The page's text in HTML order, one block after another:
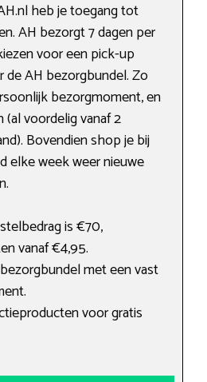
heb je toegang tot
AH bezorgt 7 dagen per
voor een pick-up
de AH bezorgbundel. Zo
bezorgmoment, en
voordelig vanaf 2
Bovendien shop je bij
elke week weer nieuwe
is €70,
vanaf €4,95.
met een vast
voor gratis